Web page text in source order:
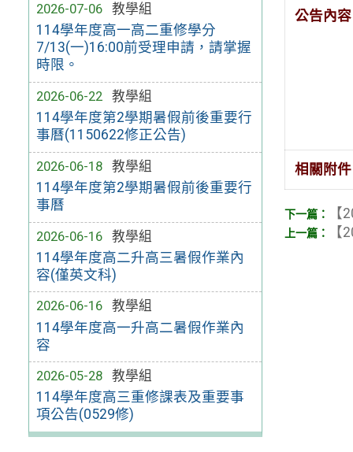
2026-07-06
教學組
114學年度高一高二重修學分
7/13(一)16:00前受理申請，請掌握
時限。
2026-06-22
教學組
114學年度第2學期暑假前後重要行
事曆(1150622修正公告)
2026-06-18
教學組
114學年度第2學期暑假前後重要行
事曆
2026-06-16
教學組
114學年度高二升高三暑假作業內
容(僅英文科)
2026-06-16
教學組
114學年度高一升高二暑假作業內
容
2026-05-28
教學組
114學年度高三重修課表及重要事
項公告(0529修)
公告內容
相關附件
【
【